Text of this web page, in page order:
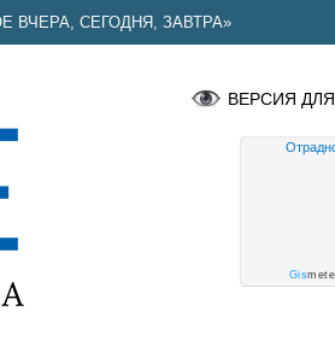
ВЧЕРА, СЕГОДНЯ, ЗАВТРА»
ВЕРСИЯ
Gis